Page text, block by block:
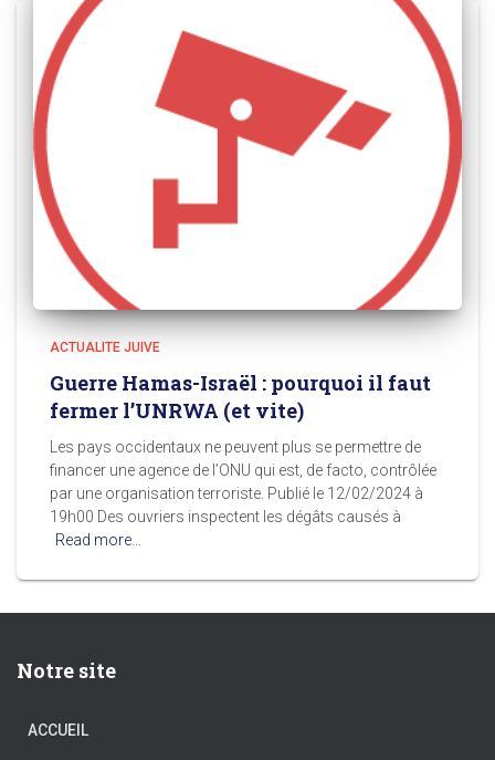
ACTUALITE JUIVE
Guerre Hamas-Israël : pourquoi il faut
fermer l’UNRWA (et vite)
Les pays occidentaux ne peuvent plus se permettre de
financer une agence de l’ONU qui est, de facto, contrôlée
par une organisation terroriste. Publié le 12/02/2024 à
19h00 Des ouvriers inspectent les dégâts causés à
Read more…
Notre site
ACCUEIL